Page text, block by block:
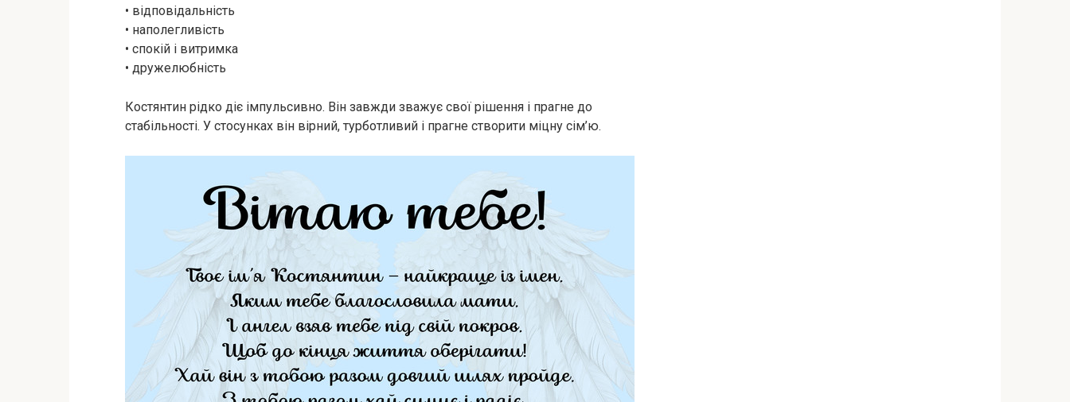
• відповідальність
• наполегливість
• спокій і витримка
• дружелюбність
Костянтин рідко діє імпульсивно. Він завжди зважує свої рішення і прагне до
стабільності. У стосунках він вірний, турботливий і прагне створити міцну сім’ю.